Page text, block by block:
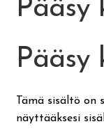
Varhaiskasvatus
Ateria- ja
Pääsy
Pääsy
Tämä sisältö on
näyttääksesi